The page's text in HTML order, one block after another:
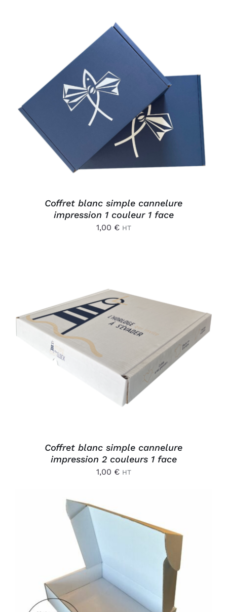
AJOUTER AU PANIER
Coffret blanc simple cannelure
impression 1 couleur 1 face
1,00 € HT
AJOUTER AU PANIER
DÉTAILS
Coffret blanc simple cannelure
impression 2 couleurs 1 face
1,00 € HT
AJOUTER AU PANIER
DÉTAILS